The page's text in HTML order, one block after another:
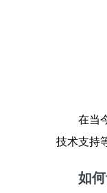
在当
技术支持
如